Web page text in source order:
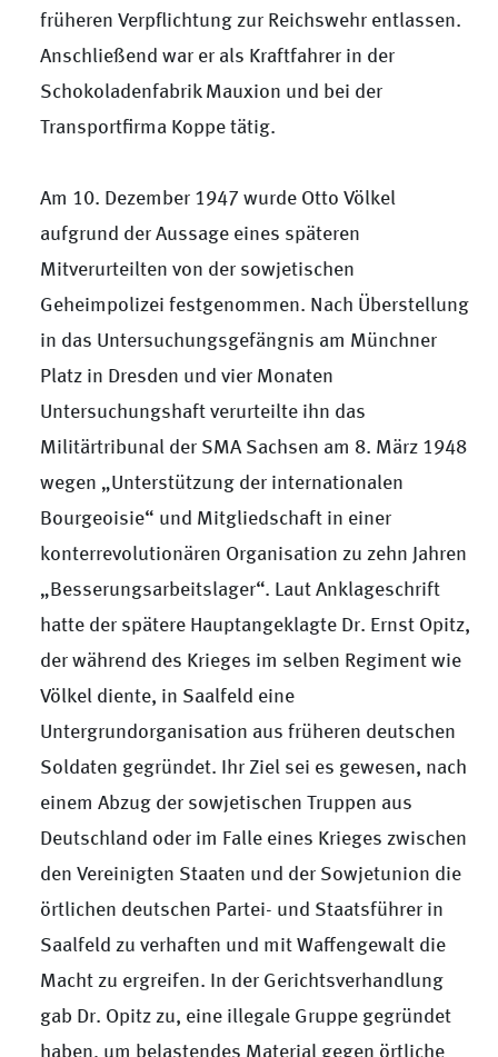
früheren Verpflichtung zur Reichswehr entlassen.
Anschließend war er als Kraftfahrer in der
Schokoladenfabrik Mauxion und bei der
Transportfirma Koppe tätig.
Am 10. Dezember 1947 wurde Otto Völkel
aufgrund der Aussage eines späteren
Mitverurteilten von der sowjetischen
Geheimpolizei festgenommen. Nach Überstellung
in das Untersuchungsgefängnis am Münchner
Platz in Dresden und vier Monaten
Untersuchungshaft verurteilte ihn das
Militärtribunal der SMA Sachsen am 8. März 1948
wegen „Unterstützung der internationalen
Bourgeoisie“ und Mitgliedschaft in einer
konterrevolutionären Organisation zu zehn Jahren
„Besserungsarbeitslager“. Laut Anklageschrift
hatte der spätere Hauptangeklagte Dr. Ernst Opitz,
der während des Krieges im selben Regiment wie
Völkel diente, in Saalfeld eine
Untergrundorganisation aus früheren deutschen
Soldaten gegründet. Ihr Ziel sei es gewesen, nach
einem Abzug der sowjetischen Truppen aus
Deutschland oder im Falle eines Krieges zwischen
den Vereinigten Staaten und der Sowjetunion die
örtlichen deutschen Partei- und Staatsführer in
Saalfeld zu verhaften und mit Waffengewalt die
Macht zu ergreifen. In der Gerichtsverhandlung
gab Dr. Opitz zu, eine illegale Gruppe gegründet
haben, um belastendes Material gegen örtliche